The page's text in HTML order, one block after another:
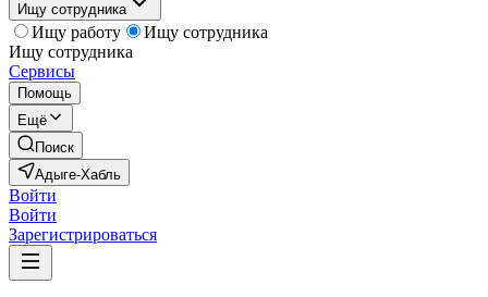
Ищу сотрудника
Ищу работу
Ищу сотрудника
Ищу сотрудника
Сервисы
Помощь
Ещё
Поиск
Адыге-Хабль
Войти
Войти
Зарегистрироваться